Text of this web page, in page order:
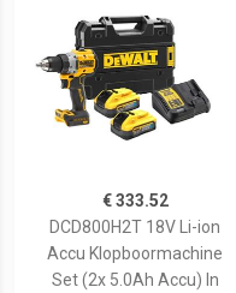
€ 333.52
DCD800H2T 18V Li-ion
Accu Klopboormachine
Set (2x 5.0Ah Accu) In